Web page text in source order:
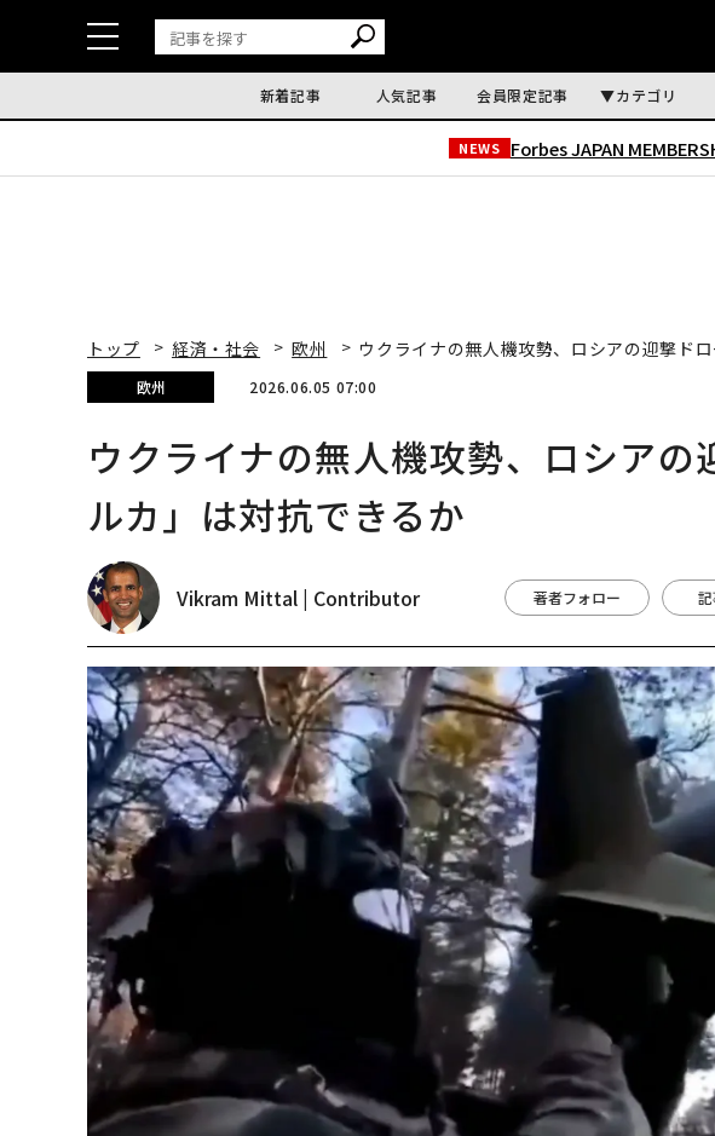
新着記事 人気記事 会員限定記事 カテゴリ
NEWS Forbes JAPAN
トップ 経済・社会 欧州 ウクライナの無人機攻勢、ロシアの迎撃ド
欧州 2026.06.05 07:00
ウクライナの無人機攻勢、ロシアの
ルカ」は対抗できるか
Vikram Mittal | Contributor 著者フォロー